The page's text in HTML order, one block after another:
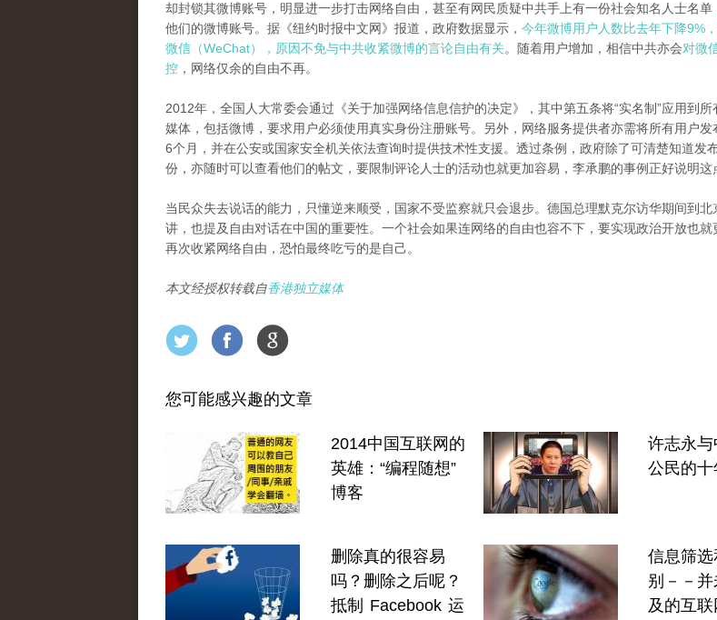
却封锁其微博账号，明显进一步打击网络自由，甚至有网民质疑中共手上有一份社会知名人士名单
他们的微博账号。据《纽约时报中文网》报道，政府数据显示， 今年微博用户人数比去年下降9%
微信（WeChat），原因不免与中共收紧微博的言论自由有关。随着用户增加，相信中共亦会对微
控 ，网络仅余的自由不再。
2012年，全国人大常委会通过《关于加强网络信息信护的决定》，其中第五条将“实名制”应用到所
媒体，包括微博，要求用户必须使用真实身份注册账号。另外，网络服务提供者亦需将所有用户发
6个月，并在公安或国家安全机关依法查询时提供技术性支援。透过条例，政府除了可清楚知道发
份，亦随时可以查看他们的帖文，要限制评论人士的活动也就更加容易，李承鹏的事例正好说明这
当民众失去说话的能力，只懂逆来顺受，国家不受监察就只会退步。德国总理默克尔访华期间到北
讲，也提及自由对话在中国的重要性。一个社会如果连网络的自由也容不下，要实现政治开放也就
再次收紧网络自由，恐怕最终吃亏的是自己。
本文经授权转载自香港独立媒体
您可能感兴趣的文章
2014中国互联网的
英雄：“编程随想”
博客
许志永
公民的十
删除真的很容易
吗？删除之后呢？
抵制 Facebook 运
信息筛
别－－
及的互